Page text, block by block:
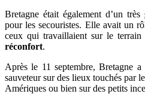
Bretagne était également d’un très
pour les secouristes. Elle avait un
ceux qui travaillaient sur le
réconfort.
Après le 11 septembre, Bretagne
sauveteur sur des lieux touchés par
Amériques ou bien sur des petits